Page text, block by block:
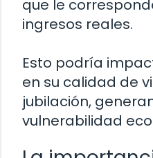
que le
ingresos reales.
Esto podría
en su calidad de
jubilación,
vulnerabilidad